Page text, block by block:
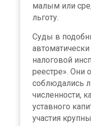
малым или
льготу.
Суды в
налоговой
реестре». Они
соблюдались
численности,
уставного
участия